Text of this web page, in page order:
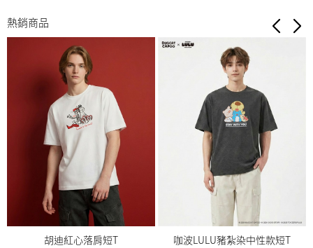
熱銷商品
胡迪紅心落肩短T 咖波LULU豬紮染中性款短T